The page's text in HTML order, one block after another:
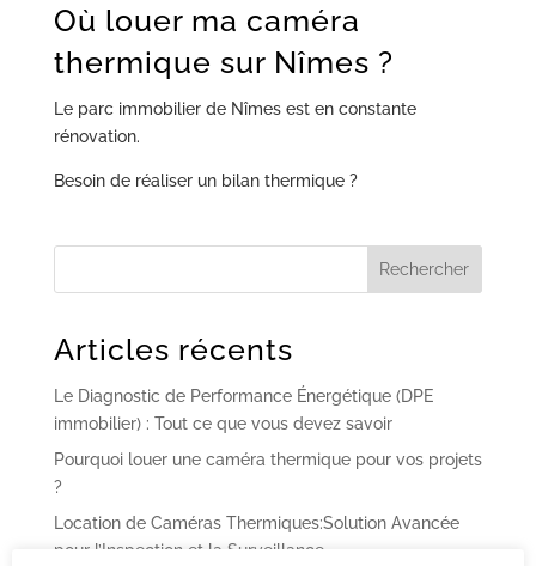
Où louer ma caméra
thermique sur Nîmes ?
Le parc immobilier de Nîmes est en constante
rénovation.
Besoin de réaliser un bilan thermique ?
Articles récents
Le Diagnostic de Performance Énergétique (DPE
immobilier) : Tout ce que vous devez savoir
Pourquoi louer une caméra thermique pour vos projets
?
Location de Caméras Thermiques:Solution Avancée
pour l’Inspection et la Surveillance